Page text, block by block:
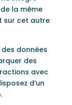
la même
sur cet autre
données
des
avec
d’un